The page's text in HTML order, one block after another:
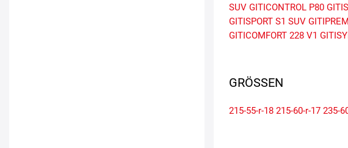
SUV GITICONTROL P80
GITISPORT S1 SUV
GITICOMFORT 228 V1
GRÖSSEN
215-55-r-18 215-60-r-17 235-